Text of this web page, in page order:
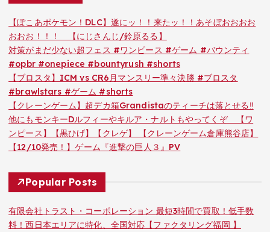
【ぽこあポケモン！DLC】遂にッ！！来たッ！！あそぼおおおお
おおお！！！ 【にじさんじ/鈴原るる】
対策がまだ少ない超フェス #ワンピース #ゲーム #バウンティ
#opbr #onepiece #bountyrush #shorts
【ブロスタ】ICM vs CR6月マンスリー準々決勝 #ブロスタ
#brawlstars #ゲーム #shorts
【クレーンゲーム】超デカ箱Grandistaのティーチは落とせる‼︎
他にもモンキーDルフィーやキルア・ナルトもやってくぞ 【ワ
ンピース】【黒ひげ】【クレゲ】 【クレーンゲーム倉庫熊谷店】
【12/10発売！】ゲーム『進撃の巨人３』PV
Popular Posts
有限会社トラスト・コーポレーション 最短3時間で買取！低手数
料！西日本エリアに特化、全国対応【ファクタリング福岡 】